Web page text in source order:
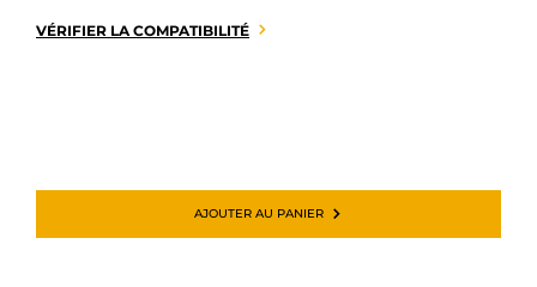
VÉRIFIER LA COMPATIBILITÉ
AJOUTER AU PANIER